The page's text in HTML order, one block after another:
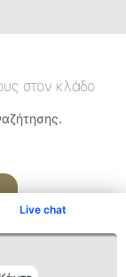
Live chat
στον κλάδο